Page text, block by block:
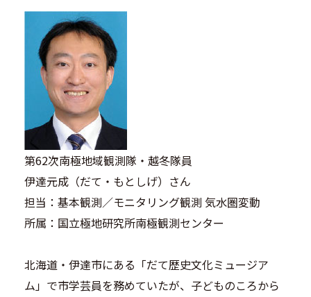
第62次南極地域観測隊・越冬隊員
伊達元成（だて・もとしげ）さん
担当：基本観測／モニタリング観測 気水圏変動
所属：国立極地研究所南極観測センター
北海道・伊達市にある「だて歴史文化ミュージア
ム」で市学芸員を務めていたが、子どものころから